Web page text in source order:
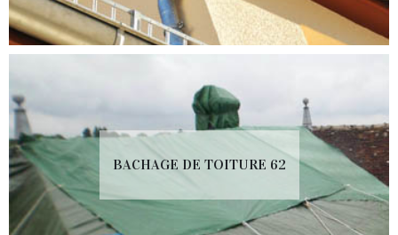
BACHAGE DE TOITURE 62